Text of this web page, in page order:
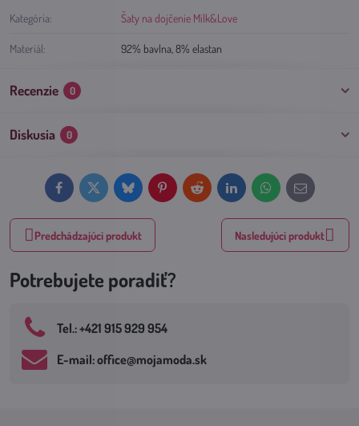
Kategória: Šaty na dojčenie Milk&Love
Materiál: 92% bavlna, 8% elastan
Recenzie 0
Diskusia 0
FacebookTwitter BlueskyPinterestReddit LinkedInWhatsApp
E-
mail
Predchádzajúci produkt Nasledujúci produkt
Potrebujete poradiť?
Tel​.: +421 915 929 954
E-mail: office​@mojamoda​.sk